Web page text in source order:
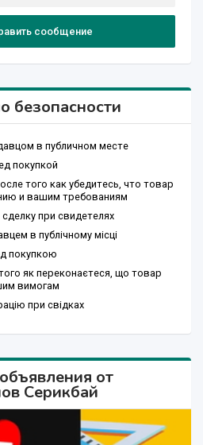
сообщение
безопасности
в публичном месте
покупкой
того как убедитесь, что товар
и вашим требованиям
при свидетелях
в публічному місці
покупкою
як переконаєтеся, що товар
вимогам
при свідках
от
Серикбай